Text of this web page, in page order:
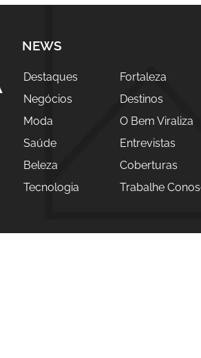
NEWS
Destaques
Negócios
Moda
Saúde
Beleza
Tecnologia
Fortaleza
Destinos
O Bem Viraliza
Entrevistas
Coberturas
Trabalhe